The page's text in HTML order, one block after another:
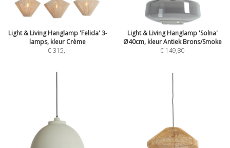
Light & Living Hanglamp 'Felida' 3-
lamps, kleur Crème
€ 315,-
Light & Living Hanglamp 'Solna'
Ø40cm, kleur Antiek Brons/Smoke
€ 149,80